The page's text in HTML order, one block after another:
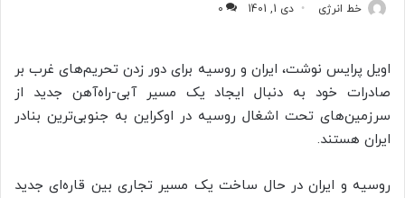
خط انرژی دی 1, 1401 0
اویل پرایس نوشت، ایران و روسیه برای دور زدن تحریم‌های غرب بر
صادرات خود به دنبال ایجاد یک مسیر آبی-راه‌آهن جدید از
سرزمین‌های تحت اشغال روسیه در اوکراین به جنوبی‌ترین بنادر
ایران هستند.
روسیه و ایران در حال ساخت یک مسیر تجاری بین قاره‌ای جدید